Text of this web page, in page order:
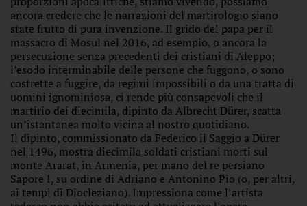
ancora credere che le narrazioni del martirologio siano
state frutto di pura invenzione. Il grido del papa per il
massacro di Mosul nel 2016, ad esempio, o ancora la
persecuzione senza precedenti dei cristiani di Aleppo;
l’esodo interminabile delle persone che fuggono, o sono
costrette a fuggire, da regimi impossibili o da una tratta di
uomini ignominiosa, ci rende più consapevoli che il
martirio dei diecimila, dipinto da Albrecht Dürer, scatta
un’istantanea molto vicina al nostro quotidiano.
Il dipinto, commissionato da Federico il Saggio a Dürer
nel 1496, mostra diecimila soldati cristiani morti sul
monte Ararat, in Armenia, per mano del re persiano
Sapore I, su ordine di Adriano e Antonino Pio (o, per altri,
ai tempi di Diocleziano). Impressiona come l’artista